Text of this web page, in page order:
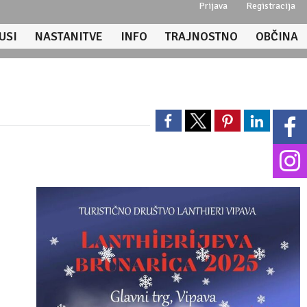
Prijava Registracija
NASTANITVE INFO TRAJNOSTNO OBČINA